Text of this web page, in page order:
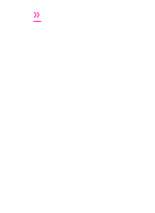
»